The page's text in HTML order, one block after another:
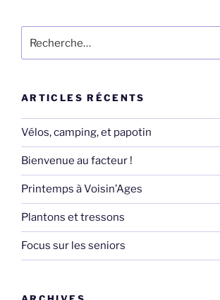
pour
ARTICLES RÉCENTS
Vélos, camping, et papotin
Bienvenue au facteur !
Printemps à Voisin’Ages
Plantons et tressons
Focus sur les seniors